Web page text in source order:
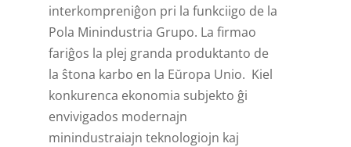
interkompreniĝon pri la funkciigo de la
Pola Minindustria Grupo. La firmao
fariĝos la plej granda produktanto de
la ŝtona karbo en la Eŭropa Unio. Kiel
konkurenca ekonomia subjekto ĝi
envivigados modernajn
minindustraiajn teknologiojn kaj